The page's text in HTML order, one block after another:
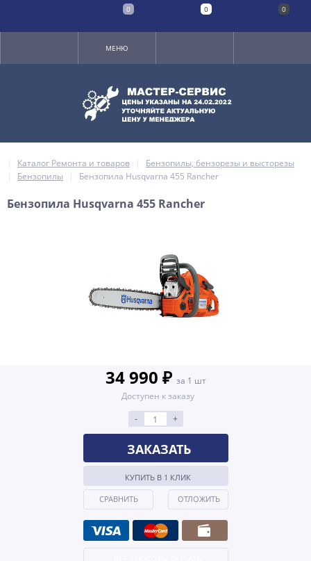
МЕНЮ
Каталог Ремонта и товаров
Бензопилы, бензорезы и высторезы
Бензопилы
Бензопила Husqvarna 455 Rancher
Бензопила Husqvarna 455 Rancher
34 990 ₽ за 1 шт
Доступен к заказу
-
+
ЗАКАЗАТЬ
КУПИТЬ В 1 КЛИК
СРАВНИТЬ ОТЛОЖИТЬ
0 0 0